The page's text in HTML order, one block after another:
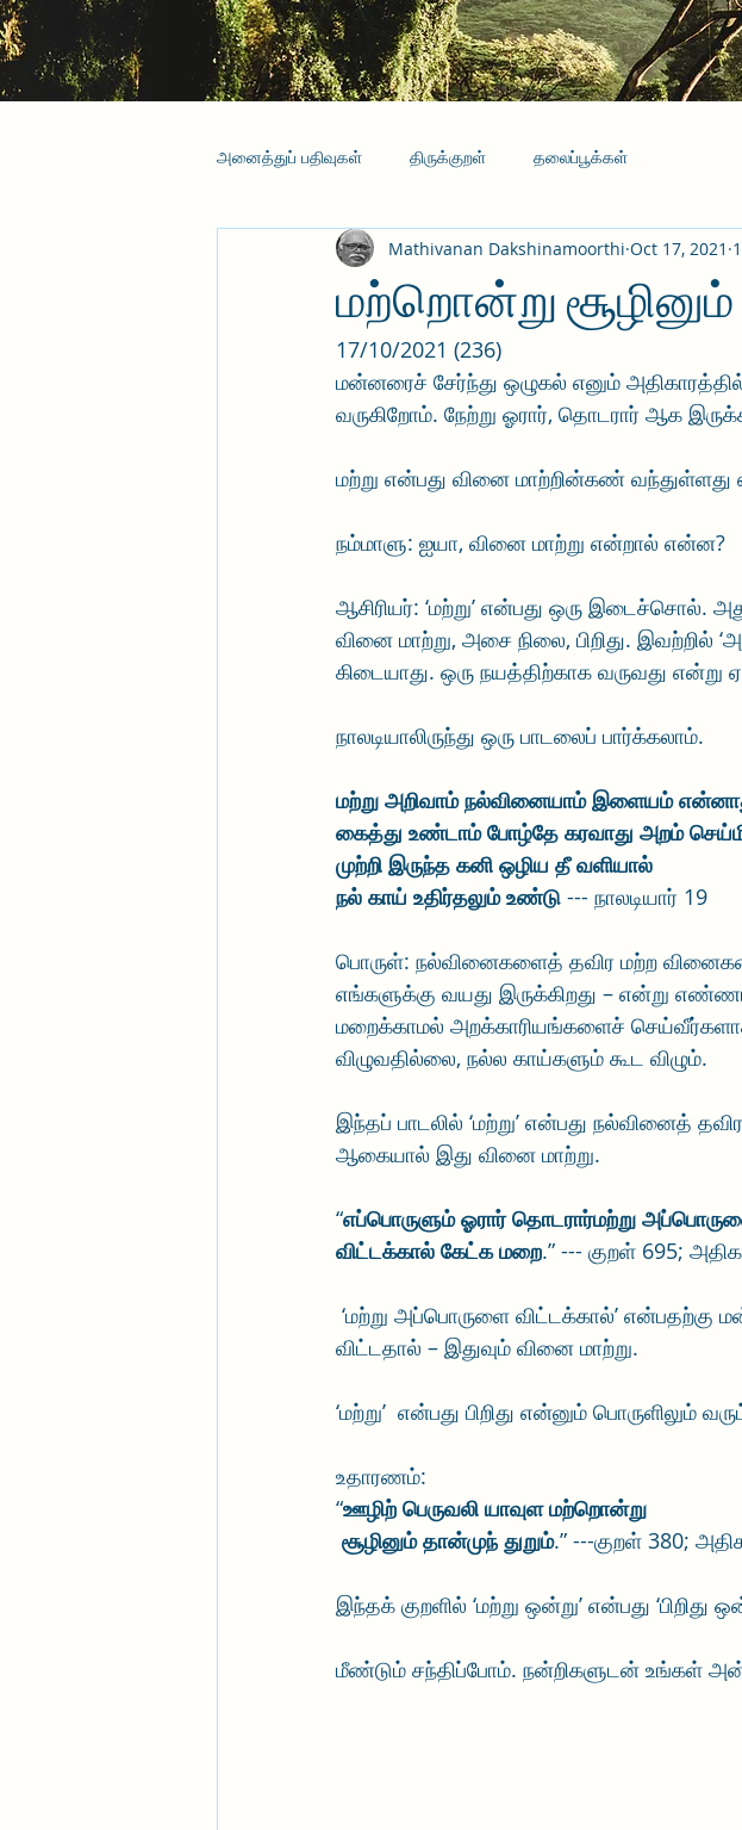
அனைத்துப் பதிவுகள் திருக்குறள் தலைப்பூக்கள்
மற்றொன்று சூழினும்
Mathivanan Dakshinamoorthi Oct 17, 2021
17/10/2021 (236)
மன்னரைச் சேர்ந்து ஒழுகல் எனும்
வருகிறோம். நேற்று ஓரார், தொடரார் ஆக
மற்று என்பது வினை மாற்றின்கண் வந்துள்ளது
நம்மாளு: ஐயா, வினை மாற்று என்றால் என்ன?
ஆசிரியர்: ‘மற்று’ என்பது ஒரு இடைச்சொல்.
வினை மாற்று, அசை நிலை, பிறிது. இவற்றில்
கிடையாது. ஒரு நயத்திற்காக வருவது
நாலடியாலிருந்து ஒரு பாடலைப் பார்க்கலாம்.
மற்று அறிவாம் நல்வினையாம் இளையம்
கைத்து உண்டாம் போழ்தே கரவாது அறம்
முற்றி இருந்த கனி ஒழிய தீ வளியால்
நல் காய் உதிர்தலும் உண்டு --- நாலடியார் 19
பொருள்: நல்வினைகளைத் தவிர மற்ற
எங்களுக்கு வயது இருக்கிறது – என்று
மறைக்காமல் அறக்காரியங்களைச்
விழுவதில்லை, நல்ல காய்களும் கூட விழும்.
இந்தப் பாடலில் ‘மற்று’ என்பது நல்வினைத்
ஆகையால் இது வினை மாற்று.
“எப்பொருளும் ஓரார் தொடரார்மற்று
விட்டக்கால் கேட்க மறை.” --- குறள் 695;
விட்டதால் – இதுவும் வினை மாற்று.
‘மற்று’  என்பது பிறிது என்னும் பொருளிலும்
உதாரணம்:
“ஊழிற் பெருவலி யாவுள மற்றொன்று
சூழினும் தான்முந் துறும்.” ---குறள் 380;
இந்தக் குறளில் ‘மற்று ஒன்று’ என்பது
மீண்டும் சந்திப்போம். நன்றிகளுடன் உங்கள்